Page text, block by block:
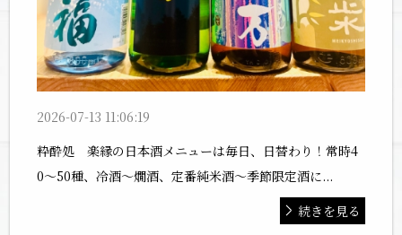
2026-07-13 11:06:19
粋酔処 楽縁の日本酒メニューは毎日、日替わり！常時4
0〜50種、冷酒〜燗酒、定番純米酒〜季節限定酒に...
続きを見る